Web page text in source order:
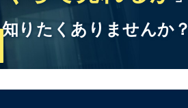
知りたくありませんか？